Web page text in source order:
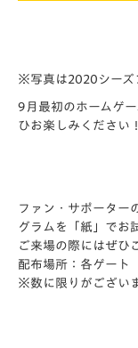
※写真は2020シーズ
9月最初のホームゲ
ひお楽しみください！
ファン・サポーター
グラムを「紙」でお
ご来場の際にはぜひ
配布場所：各ゲート
※数に限りがございま